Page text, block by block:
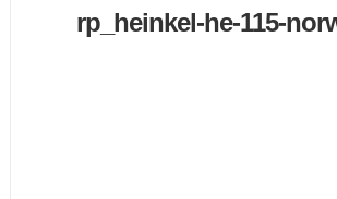
rp_heinkel-he-115-